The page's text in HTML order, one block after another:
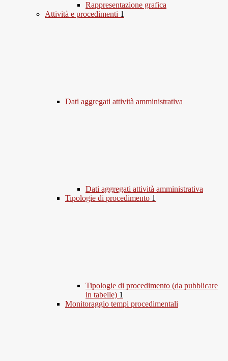
Rappresentazione grafica
Attività e procedimenti 1
Dati aggregati attività amministrativa
Dati aggregati attività amministrativa
Tipologie di procedimento 1
Tipologie di procedimento (da pubblicare
in tabelle) 1
Monitoraggio tempi procedimentali